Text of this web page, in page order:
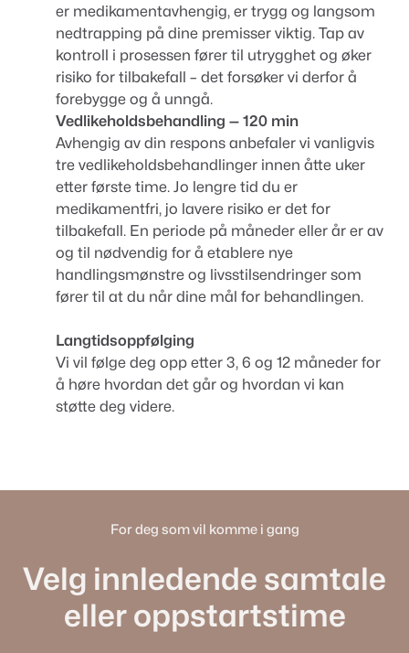
er medikamentavhengig, er trygg og langsom
nedtrapping på dine premisser viktig. Tap av
kontroll i prosessen fører til utrygghet og øker
risiko for tilbakefall – det forsøker vi derfor å
forebygge og å unngå.
Vedlikeholdsbehandling — 120 min
Avhengig av din respons anbefaler vi vanligvis
tre vedlikeholdsbehandlinger innen åtte uker
etter første time. Jo lengre tid du er
medikamentfri, jo lavere risiko er det for
tilbakefall. En periode på måneder eller år er av
og til nødvendig for å etablere nye
handlingsmønstre og livsstilsendringer som
fører til at du når dine mål for behandlingen.
Langtidsoppfølging
Vi vil følge deg opp etter 3, 6 og 12 måneder for
å høre hvordan det går og hvordan vi kan
støtte deg videre.
For deg som vil komme i gang
Velg innledende samtale
eller oppstartstime